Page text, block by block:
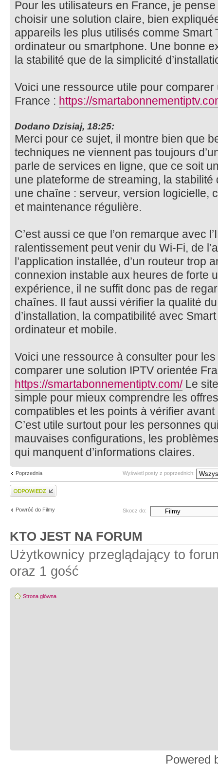
Pour les utilisateurs en France, je pense
choisir une solution claire, bien
appareils les plus utilisés comme Smart
ordinateur ou smartphone. Une bonne
la stabilité que de la simplicité
Voici une ressource utile pour
France : https://
Dodano Dzisiaj, 18:25:
Merci pour ce sujet, il montre bien que
techniques ne viennent pas toujours
parle de services en ligne, que ce soit
une plateforme de streaming, la
une chaîne : serveur, version logicielle,
et maintenance régulière.
C’est aussi ce que l’on remarque avec
ralentissement peut venir du Wi-Fi, de
l’application installée, d’un routeur trop
connexion instable aux heures de forte
expérience, il ne suffit donc pas de
chaînes. Il faut aussi vérifier la qualité
d’installation, la compatibilité avec
ordinateur et mobile.
Voici une ressource à consulter pour
comparer une solution IPTV orientée
https://smartabonnementiptv.com/Le
simple pour mieux comprendre les
compatibles et les points à vérifier
C’est utile surtout pour les personnes
mauvaises configurations, les
qui manquent d’informations claires.
Poprzednia Wyświetl posty z poprzednich:
Wyślij odpowiedź
Powróć do Filmy Skocz do:
KTO JEST NA FORUM
Użytkownicy przeglądający to
oraz 1 gość
Strona główna
Powered